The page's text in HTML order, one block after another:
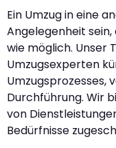
Ein Umzug in eine
Angelegenheit
wie möglich. Unser
Umzugsexperten
Umzugsprozesses,
Durchführung. Wir
von
Bedürfnisse